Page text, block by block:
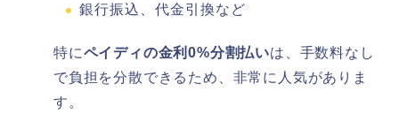
銀行振込、代金引換など
特にペイディの金利0%分割払いは、手数料なし
で負担を分散できるため、非常に人気がありま
す。